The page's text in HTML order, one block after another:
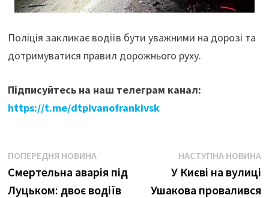
Поліція закликає водіїв бути уважними на дорозі та
дотримуватися правил дорожнього руху.
Підписуйтесь на наш телеграм канал:
https://t.me/dtpivanofrankivsk
Навігація
записів
ПОПЕРЕДНЯ НОВИНАПопередня
новина:
Смертельна аварія під
Луцьком: двоє водіїв
НАСТУПНА НОВИНА
У Києві на вулиці
Ушакова провалився